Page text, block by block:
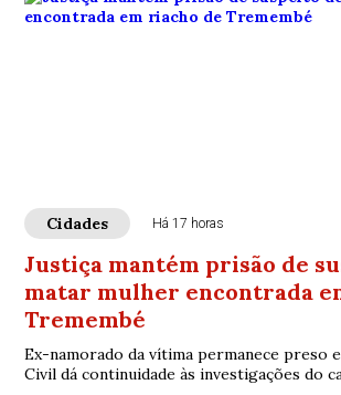
Cidades Há 17 horas
Justiça mantém prisão de
matar mulher encontrada
Tremembé
Ex-namorado da vítima permanece preso
Civil dá continuidade às investigações do